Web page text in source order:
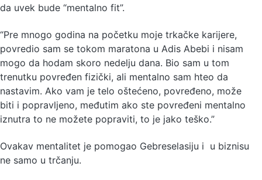
da uvek bude “mentalno fit”.
“Pre mnogo godina na početku moje trkačke karijere,
povredio sam se tokom maratona u Adis Abebi i nisam
mogo da hodam skoro nedelju dana. Bio sam u tom
trenutku povređen fizički, ali mentalno sam hteo da
nastavim. Ako vam je telo oštećeno, povređeno, može
biti i popravljeno, međutim ako ste povređeni mentalno
iznutra to ne možete popraviti, to je jako teško.”
Ovakav mentalitet je pomogao Gebreselasiju i u biznisu
ne samo u trčanju.